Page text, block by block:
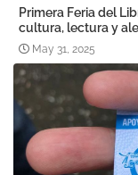
Primera Feria del
cultura, lectura y
May 31, 2025